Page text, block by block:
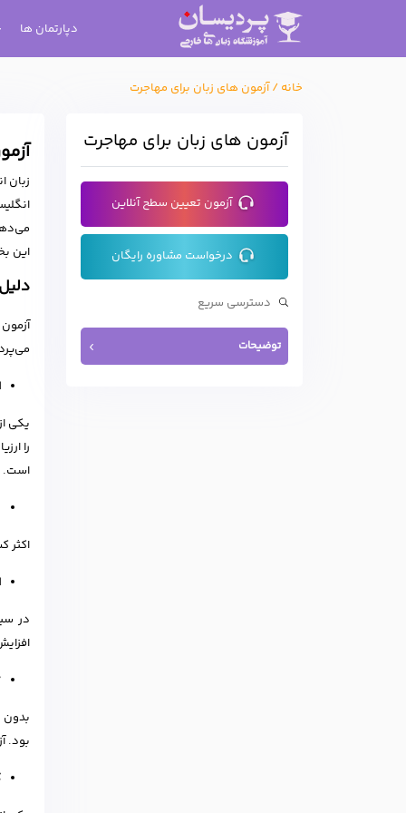
دپارتمان ها
خانه /آزمون های زبان برای مهاجرت
زبان
این
یکی
را
است.
اکثر
در
بدون
بود.
آزمون های زبان برای مهاجرت
آزمون تعیین سطح آنلاین
درخواست مشاوره رایگان
توضیحات